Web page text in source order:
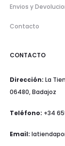
Envios y
Contacto
CONTACTO
Dirección: La
06480, Badajoz
Teléfono: +34
Email: